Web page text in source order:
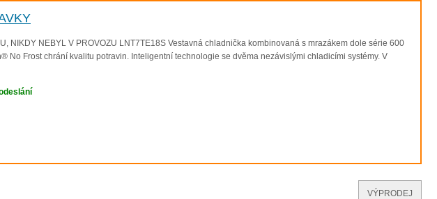
NIKDY NEBYL V PROVOZU LNT7TE18S Vestavná chladnička kombinovaná s mrazákem dole série 600
No Frost chrání kvalitu potravin. Inteligentní technologie se dvěma nezávislými chladicími systémy. V
VÝPRODEJ